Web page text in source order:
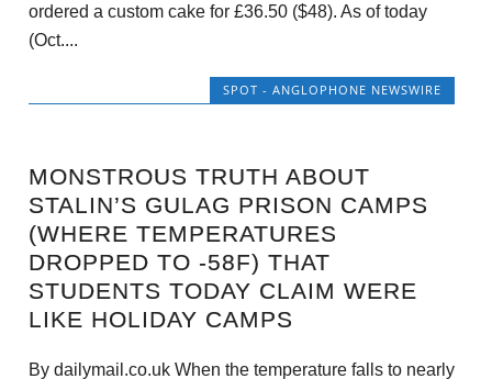
ordered a custom cake for £36.50 ($48). As of today
(Oct....
SPOT - ANGLOPHONE NEWSWIRE
MONSTROUS TRUTH ABOUT
STALIN’S GULAG PRISON CAMPS
(WHERE TEMPERATURES
DROPPED TO -58F) THAT
STUDENTS TODAY CLAIM WERE
LIKE HOLIDAY CAMPS
By dailymail.co.uk When the temperature falls to nearly